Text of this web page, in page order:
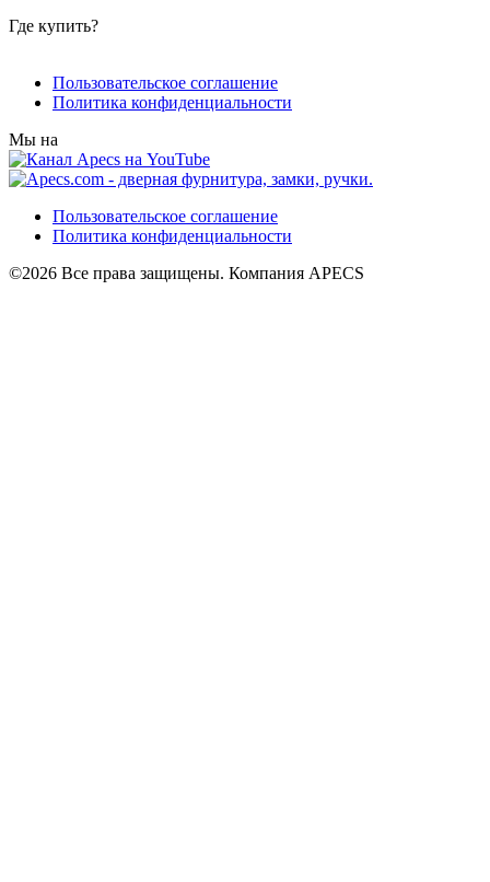
Где купить?
Пользовательское соглашение
Политика конфиденциальности
Мы на
Пользовательское соглашение
Политика конфиденциальности
©2026 Все права защищены. Компания APECS